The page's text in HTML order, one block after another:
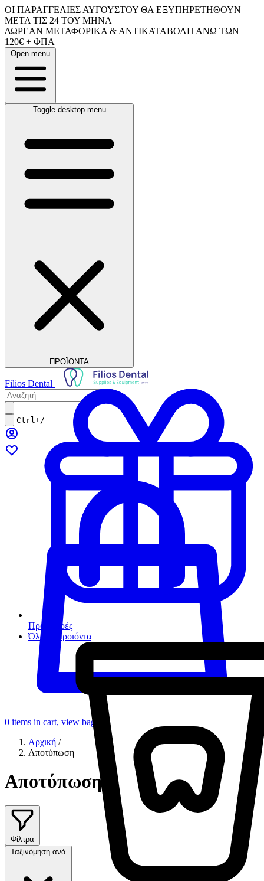
ΟΙ ΠΑΡΑΓΓΕΛΙΕΣ ΑΥΓΟΥΣΤΟΥ ΘΑ ΕΞΥΠΗΡΕΤΗΘΟΥΝ
ΜΕΤΑ ΤΙΣ 24 ΤΟΥ ΜΗΝΑ
ΔΩΡΕΑΝ ΜΕΤΑΦΟΡΙΚΑ & ΑΝΤΙΚΑΤΑΒΟΛΗ ΑΝΩ ΤΩΝ
120€ + ΦΠΑ
Open menu
Toggle desktop menu
ΠΡΟΪΟΝΤΑ
Προσφορές
Όλα τα προιόντα
Filios Dental
Ctrl+/
0 items in cart, view bag
Αρχική /
Αποτύπωση
Αποτύπωση
Φίλτρα
Ταξινόμηση ανά